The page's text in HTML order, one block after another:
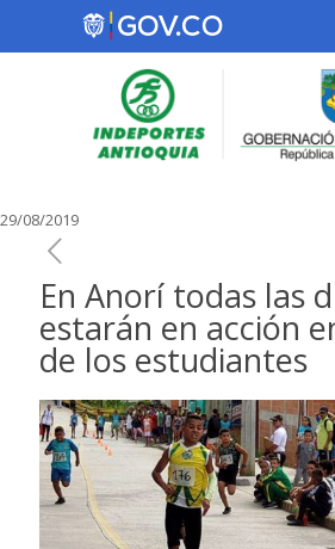
29/08/2019
En Anorí todas las
estarán en acción
de los estudiantes